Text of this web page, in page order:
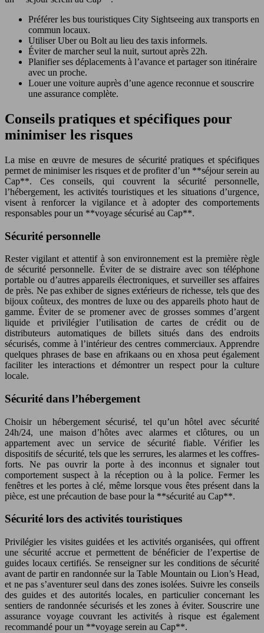
Préférer les bus touristiques City Sightseeing aux transports en
commun locaux.
Utiliser Uber ou Bolt au lieu des taxis informels.
Éviter de marcher seul la nuit, surtout après 22h.
Planifier ses déplacements à l’avance et partager son itinéraire
avec un proche.
Louer une voiture auprès d’une agence reconnue et souscrire
une assurance complète.
Conseils pratiques et spécifiques pour
minimiser les risques
La mise en œuvre de mesures de sécurité pratiques et spécifiques
permet de minimiser les risques et de profiter d’un **séjour serein au
Cap**. Ces conseils, qui couvrent la sécurité personnelle,
l’hébergement, les activités touristiques et les situations d’urgence,
visent à renforcer la vigilance et à adopter des comportements
responsables pour un **voyage sécurisé au Cap**.
Sécurité personnelle
Rester vigilant et attentif à son environnement est la première règle
de sécurité personnelle. Éviter de se distraire avec son téléphone
portable ou d’autres appareils électroniques, et surveiller ses affaires
de près. Ne pas exhiber de signes extérieurs de richesse, tels que des
bijoux coûteux, des montres de luxe ou des appareils photo haut de
gamme. Éviter de se promener avec de grosses sommes d’argent
liquide et privilégier l’utilisation de cartes de crédit ou de
distributeurs automatiques de billets situés dans des endroits
sécurisés, comme à l’intérieur des centres commerciaux. Apprendre
quelques phrases de base en afrikaans ou en xhosa peut également
faciliter les interactions et démontrer un respect pour la culture
locale.
Sécurité dans l’hébergement
Choisir un hébergement sécurisé, tel qu’un hôtel avec sécurité
24h/24, une maison d’hôtes avec alarmes et clôtures, ou un
appartement avec un service de sécurité fiable. Vérifier les
dispositifs de sécurité, tels que les serrures, les alarmes et les coffres-
forts. Ne pas ouvrir la porte à des inconnus et signaler tout
comportement suspect à la réception ou à la police. Fermer les
fenêtres et les portes à clé, même lorsque vous êtes présent dans la
pièce, est une précaution de base pour la **sécurité au Cap**.
Sécurité lors des activités touristiques
Privilégier les visites guidées et les activités organisées, qui offrent
une sécurité accrue et permettent de bénéficier de l’expertise de
guides locaux certifiés. Se renseigner sur les conditions de sécurité
avant de partir en randonnée sur la Table Mountain ou Lion’s Head,
et ne pas s’aventurer seul dans des zones isolées. Suivre les conseils
des guides et des autorités locales, en particulier concernant les
sentiers de randonnée sécurisés et les zones à éviter. Souscrire une
assurance voyage couvrant les activités à risque est également
recommandé pour un **voyage serein au Cap**.